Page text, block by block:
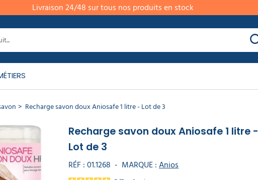
Livraison 24/48 sur tous nos produits en stock
Recharge savon doux Aniosafe 1 litre - Lot de 3
Recharge savon doux Aniosafe 1 litre -
Lot de 3
RÉF :01.1268 - MARQUE :Anios